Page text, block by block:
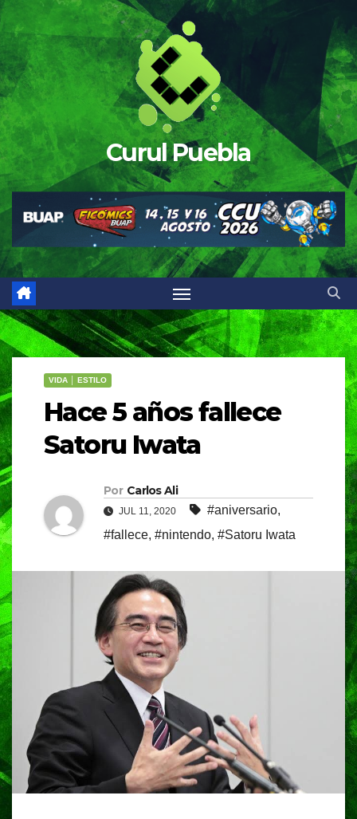
Saltar
al
contenido
Curul Puebla
VIDA │ ESTILO
Hace 5 años fallece
Satoru Iwata
Por Carlos Ali
JUL 11, 2020 #aniversario,
#fallece, #nintendo, #Satoru Iwata